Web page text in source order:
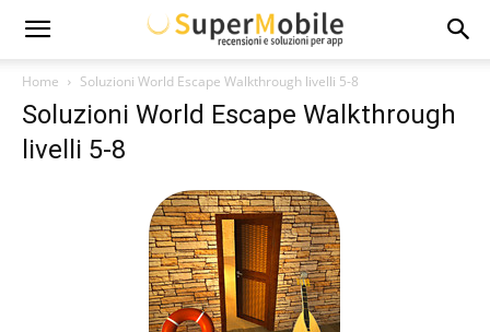
Super
Mobile
Home Soluzioni World Escape Walkthrough livelli 5-8
Soluzioni World Escape Walkthrough
livelli 5-8